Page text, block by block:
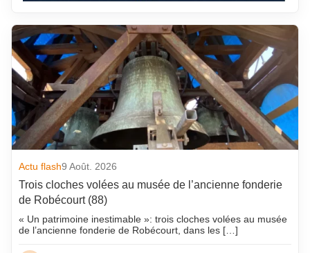
Actu flash9 Août. 2026
Trois cloches volées au musée de l’ancienne fonderie
de Robécourt (88)
« Un patrimoine inestimable »: trois cloches volées au musée
de l’ancienne fonderie de Robécourt, dans les […]